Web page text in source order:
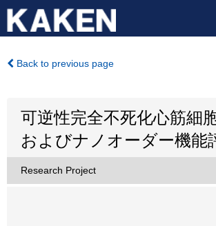
Back to previous page
可逆性完全不死化心筋細
およびナノオーダー機能
Research Project